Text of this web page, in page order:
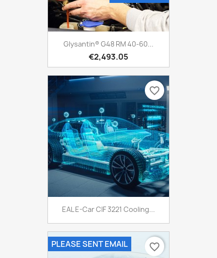
Glysantin® G48 RM 40-60...
€2,493.05
EAL E-Car CIF 3221 Cooling...
favorite_border
PLEASE SENT EMAIL favorite_border